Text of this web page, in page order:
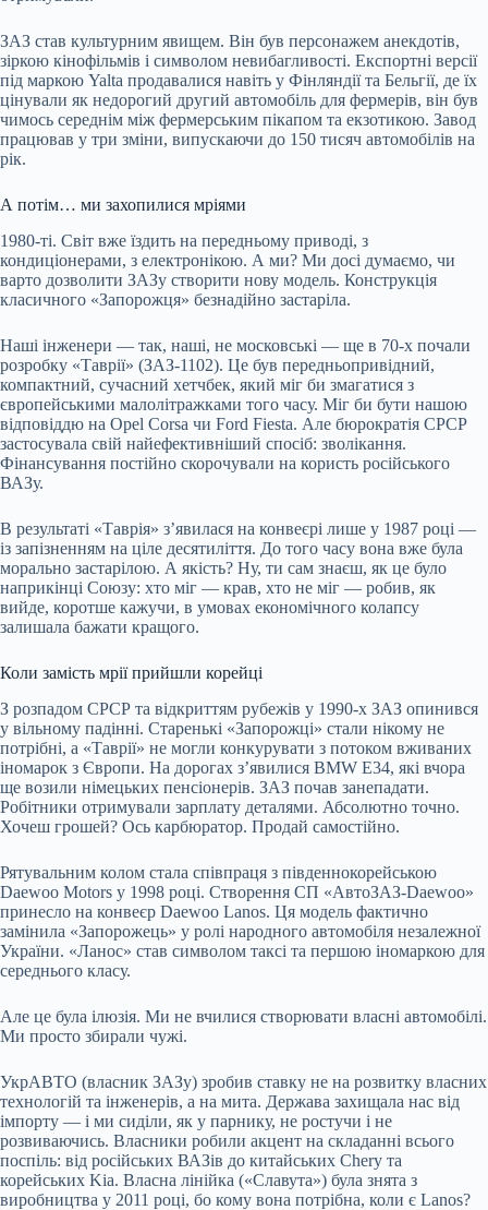
ЗАЗ став культурним явищем. Він був персонажем анекдотів,
зіркою кінофільмів і символом невибагливості. Експортні версії
під маркою Yalta продавалися навіть у Фінляндії та Бельгії, де їх
цінували як недорогий другий автомобіль для фермерів, він був
чимось середнім між фермерським пікапом та екзотикою. Завод
працював у три зміни, випускаючи до 150 тисяч автомобілів на
рік.
А потім… ми захопилися мріями
1980-ті. Світ вже їздить на передньому приводі, з
кондиціонерами, з електронікою. А ми? Ми досі думаємо, чи
варто дозволити ЗАЗу створити нову модель. Конструкція
класичного «Запорожця» безнадійно застаріла.
Наші інженери — так, наші, не московські — ще в 70-х почали
розробку «Таврії» (ЗАЗ-1102). Це був передньопривідний,
компактний, сучасний хетчбек, який міг би змагатися з
європейськими малолітражками того часу. Міг би бути нашою
відповіддю на Opel Corsa чи Ford Fiesta. Але бюрократія СРСР
застосувала свій найефективніший спосіб: зволікання.
Фінансування постійно скорочували на користь російського
ВАЗу.
В результаті «Таврія» з’явилася на конвеєрі лише у 1987 році —
із запізненням на ціле десятиліття. До того часу вона вже була
морально застарілою. А якість? Ну, ти сам знаєш, як це було
наприкінці Союзу: хто міг — крав, хто не міг — робив, як
вийде, коротше кажучи, в умовах економічного колапсу
залишала бажати кращого.
Коли замість мрії прийшли корейці
З розпадом СРСР та відкриттям рубежів у 1990-х ЗАЗ опинився
у вільному падінні. Старенькі «Запорожці» стали нікому не
потрібні, а «Таврії» не могли конкурувати з потоком вживаних
іномарок з Європи. На дорогах з’явилися BMW E34, які вчора
ще возили німецьких пенсіонерів. ЗАЗ почав занепадати.
Робітники отримували зарплату деталями. Абсолютно точно.
Хочеш грошей? Ось карбюратор. Продай самостійно.
Рятувальним колом стала співпраця з південнокорейською
Daewoo Motors у 1998 році. Створення СП «АвтоЗАЗ-Daewoo»
принесло на конвеєр Daewoo Lanos. Ця модель фактично
замінила «Запорожець» у ролі народного автомобіля незалежної
України. «Ланос» став символом таксі та першою іномаркою для
середнього класу.
Але це була ілюзія. Ми не вчилися створювати власні автомобілі.
Ми просто збирали чужі.
УкрАВТО (власник ЗАЗу) зробив ставку не на розвитку власних
технологій та інженерів, а на мита. Держава захищала нас від
імпорту — і ми сиділи, як у парнику, не ростучи і не
розвиваючись. Власники робили акцент на складанні всього
поспіль: від російських ВАЗів до китайських Chery та
корейських Kia. Власна лінійка («Славута») була знята з
виробництва у 2011 році, бо кому вона потрібна, коли є Lanos?